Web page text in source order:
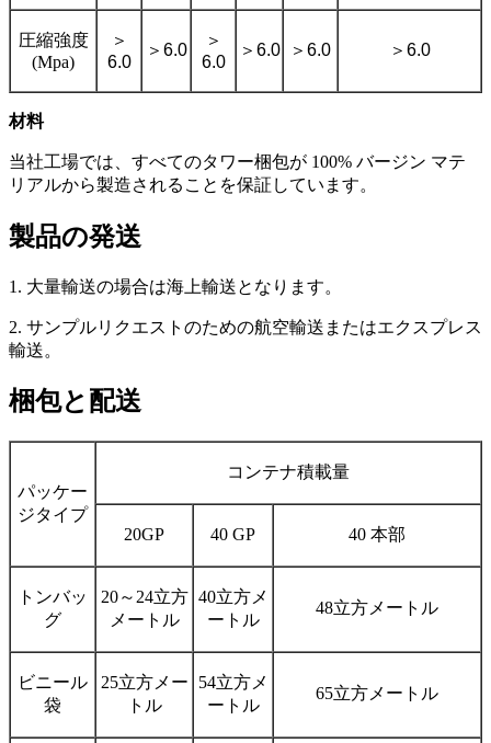
圧縮強度
(Mpa)
＞
6.0
＞ 6.0
＞
6.0
＞ 6.0 ＞ 6.0 ＞ 6.0
材料
当社工場では、すべてのタワー梱包が 100% バージン マテ
リアルから製造されることを保証しています。
製品の発送
1. 大量輸送の場合は海上輸送となります。
2. サンプルリクエストのための航空輸送またはエクスプレス
輸送。
梱包と配送
パッケー
ジタイプ
コンテナ積載量
20GP 40 GP 40 本部
トンバッ
グ
20～24立方
メートル
40立方メ
ートル
48立方メートル
ビニール
袋
25立方メー
トル
54立方メ
ートル
65立方メートル